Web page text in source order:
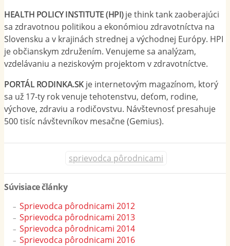
HEALTH POLICY INSTITUTE (HPI)je think tank zaoberajúci
sa zdravotnou politikou a ekonómiou zdravotníctva na
Slovensku a v krajinách strednej a východnej Európy. HPI
je občianskym združením. Venujeme sa analýzam,
vzdelávaniu a neziskovým projektom v zdravotníctve.
PORTÁL RODINKA.SKje internetovým magazínom, ktorý
sa už 17-ty rok venuje tehotenstvu, deťom, rodine,
výchove, zdraviu a rodičovstvu. Návštevnosť presahuje
500 tisíc návštevníkov mesačne (Gemius).
sprievodca pôrodnicami
Súvisiace články
Sprievodca pôrodnicami 2012
Sprievodca pôrodnicami 2013
Sprievodca pôrodnicami 2014
Sprievodca pôrodnicami 2016